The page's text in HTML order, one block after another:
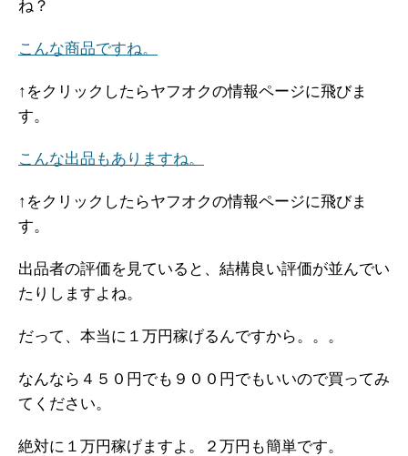
ね？
こんな商品ですね。
↑をクリックしたらヤフオクの情報ページに飛びま
す。
こんな出品もありますね。
↑をクリックしたらヤフオクの情報ページに飛びま
す。
出品者の評価を見ていると、結構良い評価が並んでい
たりしますよね。
だって、本当に１万円稼げるんですから。。。
なんなら４５０円でも９００円でもいいので買ってみ
てください。
絶対に１万円稼げますよ。２万円も簡単です。